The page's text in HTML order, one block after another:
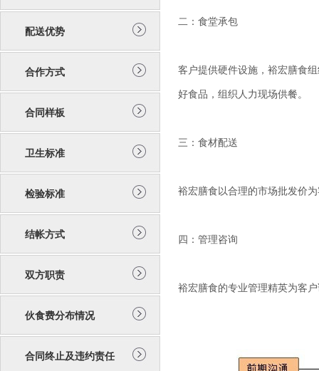
配送优势
合作方式
合同样板
卫生标准
检验标准
结帐方式
双方职责
伙食费分布情况
合同终止及违约责任
二：食堂承包
客户提供硬件设施，裕宏膳食
好食品，组织人力现场供餐。
三：食材配送
裕宏膳食以合理的市场批发价
四：管理咨询
裕宏膳食的专业管理精英为客